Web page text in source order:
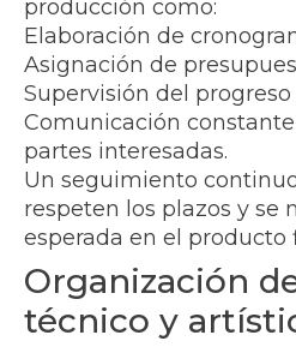
producción como:
Elaboración de
Asignación de
Supervisión del progreso
Comunicación
partes interesadas.
Un seguimiento
respeten los plazos y se
esperada en el producto
Organización
técnico y